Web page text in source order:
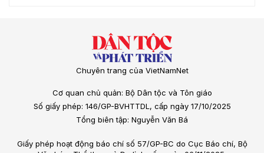
Chuyên trang của VietNamNet
Cơ quan chủ quản: Bộ Dân tộc và Tôn giáo
Số giấy phép: 146/GP-BVHTTDL, cấp ngày 17/10/2025
Tổng biên tập: Nguyễn Văn Bá
Giấy phép hoạt động báo chí số 57/GP-BC do Cục Báo chí, Bộ